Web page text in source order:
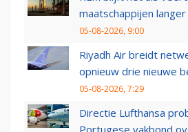
maatschappijen
05-08-2026, 9:00
Riyadh Air breidt
opnieuw drie nieuwe
05-08-2026, 7:29
Directie Lufthansa